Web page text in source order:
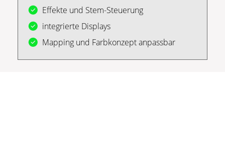
Effekte und Stem-Steuerung
integrierte Displays
Mapping und Farbkonzept anpassbar